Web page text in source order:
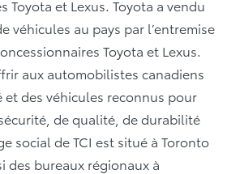
Toyota et Lexus. Toyota a vendu
véhicules au pays par l’entremise
Toyota et Lexus.
aux automobilistes canadiens
et des véhicules reconnus pour
de qualité, de durabilité
social de TCI est situé à Toronto
des bureaux régionaux à